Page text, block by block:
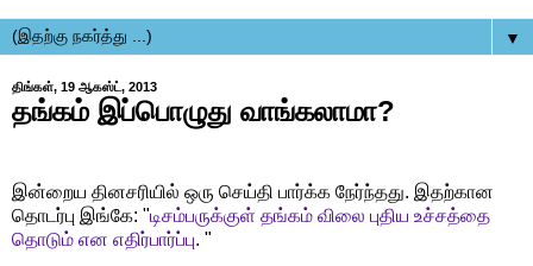
▼
திங்கள், 19 ஆகஸ்ட், 2013
தங்கம் இப்பொழுது வாங்கலாமா?
இன்றைய தினசரியில் ஒரு செய்தி பார்க்க நேர்ந்தது. இதற்கான
தொடர்பு இங்கே: "டிசம்பருக்குள் தங்கம் விலை புதிய உச்சத்தை
தொடும் என எதிர்பார்ப்பு. "